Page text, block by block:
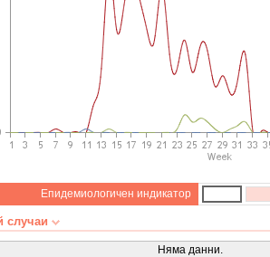
Епидемиологичен индикатор
случаи
Няма данни.